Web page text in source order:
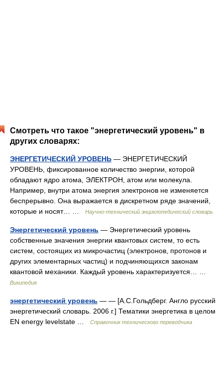
Смотреть что такое "энергетический уровень" в
других словарях:
ЭНЕРГЕТИЧЕСКИЙ УРОВЕНЬ — ЭНЕРГЕТИЧЕСКИЙ
УРОВЕНЬ, фиксированное количество энергии, которой
обладают ядро атома, ЭЛЕКТРОН, атом или молекула.
Например, внутри атома энергия электронов не изменяется
беспрерывно. Она выражается в дискретном ряде значений,
которые и носят… …
Научно-технический энциклопедический словарь
Энергетический уровень — Энергетический уровень
собственные значения энергии квантовых систем, то есть
систем, состоящих из микрочастиц (электронов, протонов и
других элементарных частиц) и подчиняющихся законам
квантовой механики. Каждый уровень характеризуется… …
Википедия
энергетический уровень — — [А.С.Гольдберг. Англо русский
энергетический словарь. 2006 г.] Тематики энергетика в целом
EN energy levelstate …
Справочник технического переводчика